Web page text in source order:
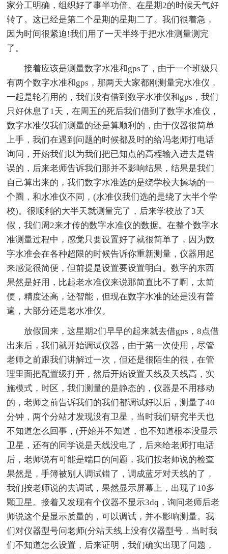
家分工明确，组织好了事半功倍。在星期2的时候天气好
转了。这已经是第二个星期的星期二了。我们很着急，
因为时间很紧迫!我们用了一天半终于把水准测量测完
了。
接着应该是测量数字水准和gps了，由于一个班级只
有两个数字水准和gps，那两天大家都刚测量完水准仪，
一起是轮着用的，我们没有借到数字水准仪和gps，我们
只好休息了1天，在周五的死后我们借到了数字水准仪，
数字水准仪我们测量的还是算顺利的，由于仪器很简单
上手，我们在遇到问题的时候都及时的给冯老师打电话
询问，开始我们以为我们把已知点的高程输入进去是错
误的，后来老师告诉我们那并不影响结果，结果是我们
自己算出来的，我们数字水准选的是绕学校大操场的一
个圈，和水准仪不同，(水准仪我们选的是绕了大半个学
校)。很顺利的大半天就测量完了，后来学校放了3天
假，我们周2来才传的数字水准仪的数据。在整个数字水
准测量过程中，感觉只要设置好了就很简单了，因为数
字水准会在各种超限的时候告诉你重新测量，仪器用起
来感觉很简便，但前提是设置要设置明白。数字的东西
果然是好用，比起老水准仪来说那简直比不了啊，太简
便，精度还高，还智能，但现在数字水准的还是没有普
遍，大部分还是老水准仪。
放假回来，这星期2们早早的起来就去借gps，8点借
出来后，我们就开始调试仪器，由于第一次使用，尽管
老师之前跟我们讲解过一次，但还是很陌生的很，在管
理里面把配置级打开，然后开始设置天线及天线高，实
施模式，时区，我们测量的是静态的，仪器是不用移动
的，老师之前告诉我们的我们都调试好以后，测量了40
分钟，两个分站才发现没有卫星，当时我们研究半天也
不知道怎么回事，(开始并不知道，也不知道根本没显示
卫星，还有的同学说是天线没电了，后来给老师打电话
后，老师说有可能是端口的问题，我们按老师说的检查
果然是，手簿被别人调试错了，调成蓝牙对天线的了，
我们按老师说的去调试，果然显示屏幕上，出现了10多
颗卫星。接着又发现有个仪器不显示3dq，询问老师后老
师说这个是显示质量的，可以调试，并不影响测量。我
们对仪器型号问老师(分站天线上没有仪器型号，当时我
们不知道怎么设置，后来证明，我们确实出现了问题，